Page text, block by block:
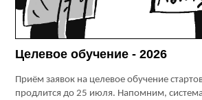
Целевое обучение - 2026
Приём заявок на целевое обучение
продлится до 25 июля. Напомним,